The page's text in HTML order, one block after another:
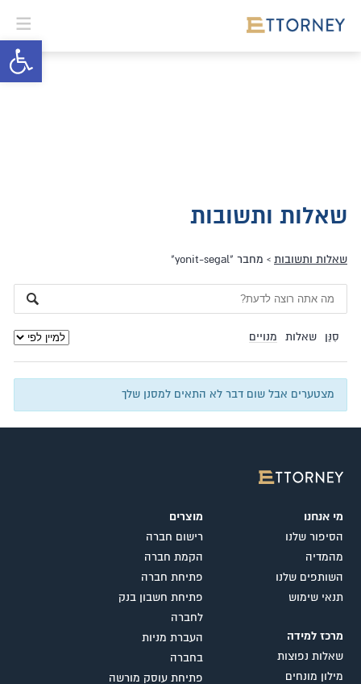
פתח
שאלות ותשובות
שאלות ותשובות › מחבר "yonit-segal"
סִנֵּן שאלות מנויים
מצטערים אבל שום דבר לא התאים למסנן שלך
מי אנחנו
הסיפור שלנו
מהמדיה
השותפים שלנו
תנאי שימוש
מרכז למידה
שאלות נפוצות
מילון מונחים
מוצרים
רישום חברה
הקמת חברה
פתיחת חברה
פתיחת חשבון בנק
לחברה
העברת מניות
בחברה
פתיחת עוסק מורשה